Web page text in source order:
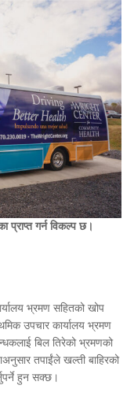
प्राप्त गर्न विकल्प छ।
भ्रमण सहितको खोप
उपचार कार्यालय भ्रमण
बिल तिरेको भ्रमणको
तपाईंले खल्ती बाहिरको
हुन सक्छ।